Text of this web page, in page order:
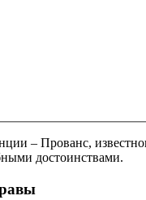
– Прованс,
достоинствами.